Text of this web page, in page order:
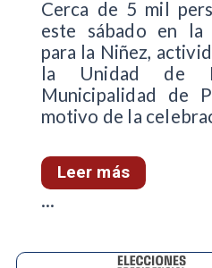
Cerca de 5 mil
este sábado en la
para la Niñez,
la Unidad de
Municipalidad de
motivo de la
Leer más
...